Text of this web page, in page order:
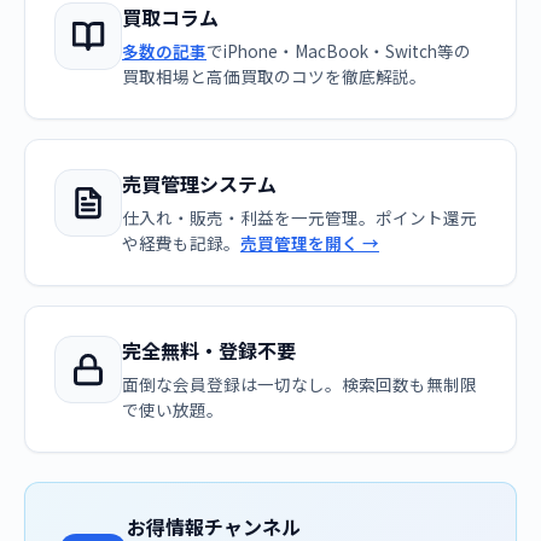
買取コラム
多数の記事でiPhone・MacBook・Switch等の
買取相場と高価買取のコツを徹底解説。
売買管理システム
仕入れ・販売・利益を一元管理。ポイント還元
や経費も記録。 売買管理を開く →
完全無料・登録不要
面倒な会員登録は一切なし。検索回数も無制限
で使い放題。
お得情報チャンネル